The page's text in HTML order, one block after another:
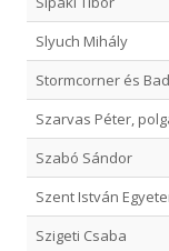
Slyuch Mihály
Stormcorner és
Szarvas Péter,
Szabó Sándor
Szent István
Szigeti Csaba